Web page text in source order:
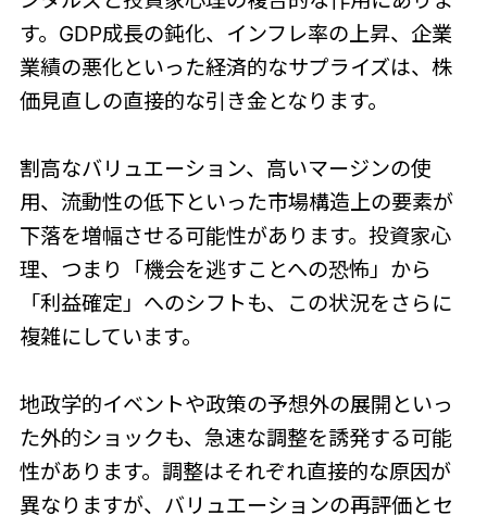
す。GDP成長の鈍化、インフレ率の上昇、企業
業績の悪化といった経済的なサプライズは、株
価見直しの直接的な引き金となります。
割高なバリュエーション、高いマージンの使
用、流動性の低下といった市場構造上の要素が
下落を増幅させる可能性があります。投資家心
理、つまり「機会を逃すことへの恐怖」から
「利益確定」へのシフトも、この状況をさらに
複雑にしています。
地政学的イベントや政策の予想外の展開といっ
た外的ショックも、急速な調整を誘発する可能
性があります。調整はそれぞれ直接的な原因が
異なりますが、バリュエーションの再評価とセ